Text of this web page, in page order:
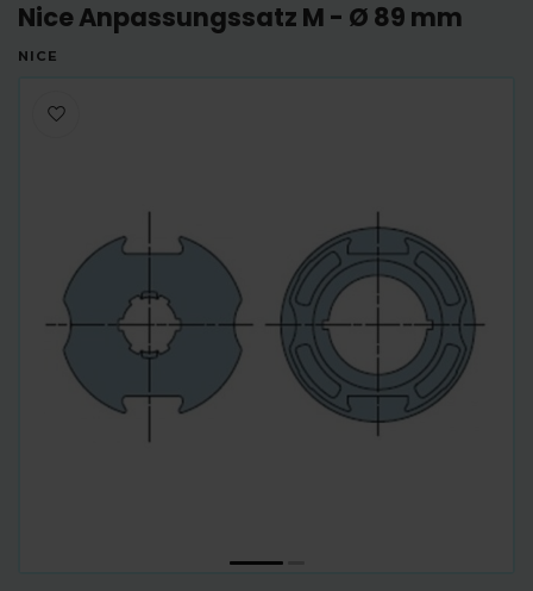
Nice Anpassungssatz M - Ø 89 mm
NICE